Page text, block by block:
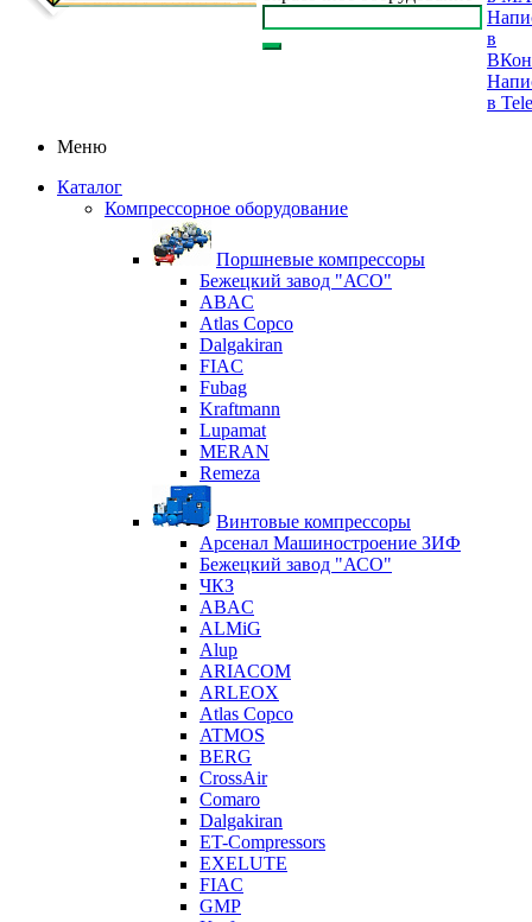
в
в
Меню
Каталог
Компрессорное оборудование
Поршневые компрессоры
Бежецкий завод "АСО"
ABAC
Atlas Copco
Dalgakiran
FIAC
Fubag
Kraftmann
Lupamat
MERAN
Remeza
Винтовые компрессоры
Арсенал Машиностроение ЗИФ
Бежецкий завод "АСО"
ЧКЗ
ABAC
ALMiG
Alup
ARIACOM
ARLEOX
Atlas Copco
ATMOS
BERG
CrossAir
Comaro
Dalgakiran
ET-Compressors
EXELUTE
FIAC
GMP